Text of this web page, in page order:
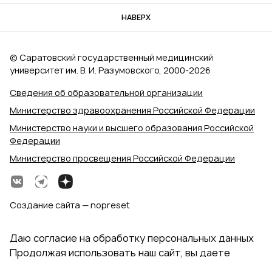
НАВЕРХ
Сведения об образовательной организации
Министерство здравоохранения Российской Федерации
Министерство науки и высшего образования Российской
Федерации
Министерство просвещения Российской Федерации
© Саратовский государственный медицинский
университет им. В. И. Разумовского, 2000‑2026
Создание сайта — nopreset
Даю согласие на обработку персональных данных
Продолжая использовать наш сайт, вы даете